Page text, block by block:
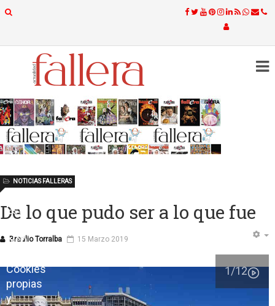
De lo que pudo ser a lo que fue
Braulio Torralba
NOTICIAS FALLERAS
15 Marzo 2019
1/12
Este
web
Cookies
propias
y